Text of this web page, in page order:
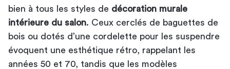
bien à tous les styles de décoration murale
intérieure du salon. Ceux cerclés de baguettes de
bois ou dotés d’une cordelette pour les suspendre
évoquent une esthétique rétro, rappelant les
années 50 et 70, tandis que les modèles